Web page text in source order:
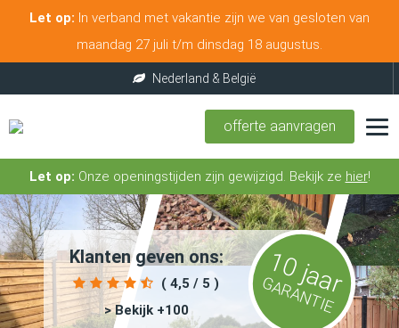
Let op: In verband met vakantie zijn we van gesloten van
maandag 27 juli t/m dinsdag 18 augustus.
offerte aanvragen
Let op: Onze openingstijden zijn gewijzigd. Bekijk ze hier!
Klanten geven ons:
( 4,5 / 5 )
> Bekijk +100
10 jaar
GARANTIE